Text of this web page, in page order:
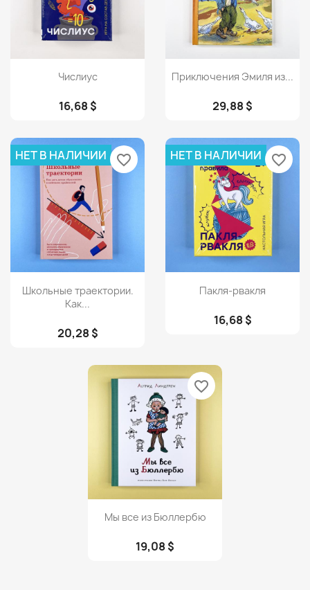
Просмотр
Числиус
16,68 $
Просмотр
Приключения Эмиля из...
29,88 $
Просмотр
Школьные траектории.
Как...
20,28 $
НЕТ В НАЛИЧИИ favorite_border
Просмотр
Пакля-рвакля
16,68 $
НЕТ В НАЛИЧИИ favorite_border
Просмотр
Мы все из Бюллербю
19,08 $
favorite_border